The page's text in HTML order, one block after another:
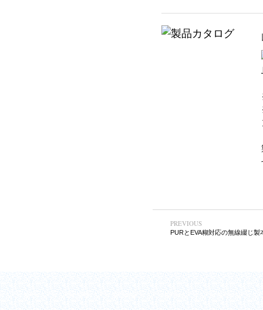
PREVIOUS
PURとEVA糊対応の無線綴じ製
ホーム 会社情報 製品情報 お知らせ お問い合わせ